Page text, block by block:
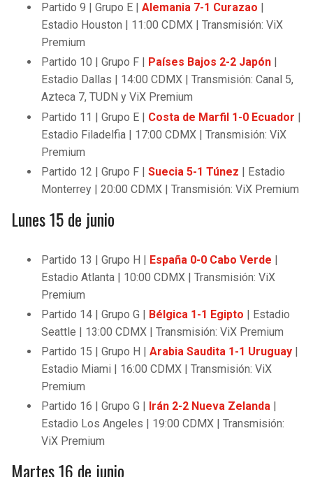
Partido 9 | Grupo E |Alemania 7-1 Curazao
Estadio Houston | 11:00 CDMX | Transmisión: ViX
Premium
Partido 10 | Grupo F |
Países Bajos 2-2 Japón
Estadio Dallas | 14:00 CDMX | Transmisión: Canal 5,
Azteca 7, TUDN y ViX Premium
Partido 11 | Grupo E | Costa de Marfil 1-0 Ecuador |
Estadio Filadelfia | 17:00 CDMX | Transmisión: ViX
Premium
Partido 12 | Grupo F |Suecia 5-1 Túnez | Estadio
Monterrey | 20:00 CDMX | Transmisión: ViX Premium
Lunes 15 de junio
Partido 13 | Grupo H | España 0-0 Cabo Verde |
Estadio Atlanta | 10:00 CDMX | Transmisión: ViX
Premium
Partido 14 | Grupo G | Bélgica 1-1 Egipto | Estadio
Seattle | 13:00 CDMX | Transmisión: ViX Premium
Partido 15 | Grupo H |Arabia Saudita 1-1 Uruguay
Estadio Miami | 16:00 CDMX | Transmisión: ViX
Premium
Partido 16 | Grupo G |
Irán 2-2 Nueva Zelanda
Estadio Los Angeles | 19:00 CDMX | Transmisión:
ViX Premium
Martes 16 de junio